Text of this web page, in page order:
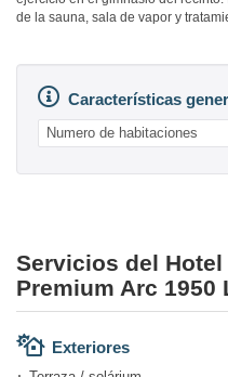
de la sauna, sala de vapor y
Características
Numero de habitaciones
Servicios del Hotel
Premium Arc 1950
Exteriores